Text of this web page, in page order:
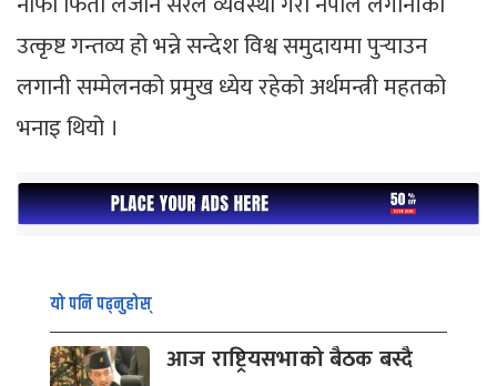
उत्कृष्ट गन्तव्य हो भन्ने सन्देश विश्व समुदायमा पुर्‍याउन
लगानी सम्मेलनको प्रमुख ध्येय रहेको अर्थमन्त्री महतको
भनाइ थियो ।
यो पनि पढ्नुहोस्
आज राष्ट्रियसभाको बैठक बस्दै